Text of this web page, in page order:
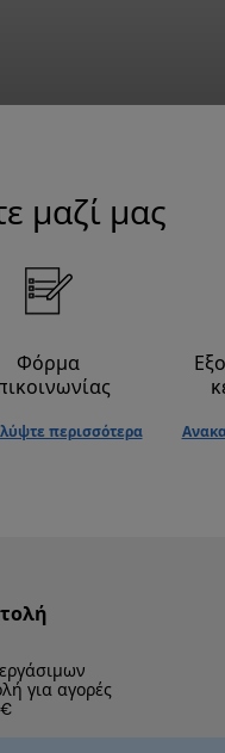
μαζί μας
Φόρμα
περισσότερα
για αγορές